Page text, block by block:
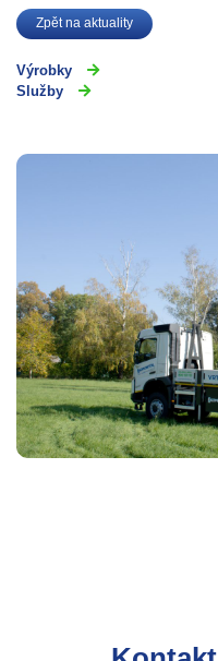
Zpět na aktuality
Výrobky
Služby